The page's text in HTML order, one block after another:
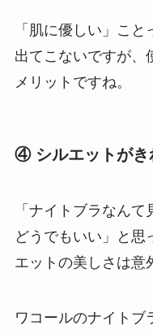
「肌に優しい」こ
出てこないですが、
メリットですね。
④ シルエットがき
「ナイトブラなん
どうでもいい」と思
エットの美しさは意
ワコールのナイトブ